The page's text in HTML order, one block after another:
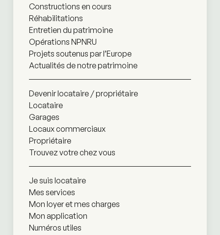
Constructions en cours
Réhabilitations
Entretien du patrimoine
Opérations NPNRU
Projets soutenus par l’Europe
Actualités de notre patrimoine
Devenir locataire / propriétaire
Locataire
Garages
Locaux commerciaux
Propriétaire
Trouvez votre chez vous
Je suis locataire
Mes services
Mon loyer et mes charges
Mon application
Numéros utiles